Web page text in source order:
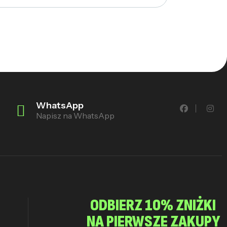
WhatsApp
Napisz na WhatsApp
ODBIERZ 10% ZNIŻKI
NA PIERWSZE ZAKUPY